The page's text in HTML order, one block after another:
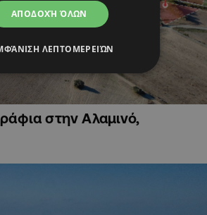
στην Αλαμινό,
ΑΠΟΔΟΧΉ ΌΛΩΝ
ΛΕΠΤΟΜΕΡΕΙΏΝ